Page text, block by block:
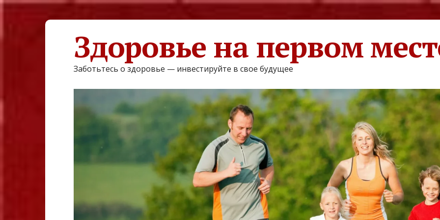
Здоровье на первом
Заботьтесь о здоровье — инвестируйте в свое будущее